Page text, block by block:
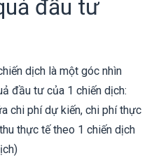
đầu tư
dịch là một góc nhìn
đầu tư của 1 chiến dịch:
chi phí dự kiến, chi phí thực
thực tế theo 1 chiến dịch